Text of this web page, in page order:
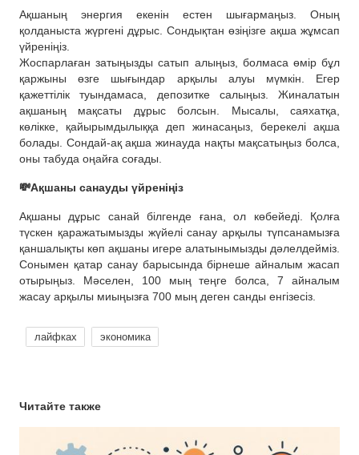
Ақшаның энергия екенін естен шығармаңыз. Оның
қолданыста жүргені дұрыс. Сондықтан өзіңізге ақша жұмсап
үйреніңіз.
Жоспарлаған затыңызды сатып алыңыз, болмаса өмір бұл
қаржыны өзге шығындар арқылы алуы мүмкін. Егер
қажеттілік туындамаса, депозитке салыңыз. Жиналатын
ақшаның мақсаты дұрыс болсын. Мысалы, саяхатқа,
көлікке, қайырымдылыққа деп жинасаңыз, берекелі ақша
болады. Сондай-ақ ақша жинауда нақты мақсатыңыз болса,
оны табуда оңайға соғады.
💸Ақшаны санауды үйреніңіз
Ақшаны дұрыс санай білгенде ғана, ол көбейеді. Қолға
түскен қаражатымызды жүйелі санау арқылы түпсанамызға
қаншалықты көп ақшаны игере алатынымызды дәлелдейміз.
Сонымен қатар санау барысында бірнеше айналым жасап
отырыңыз. Мәселен, 100 мың теңге болса, 7 айналым
жасау арқылы миыңызға 700 мың деген санды енгізесіз.
лайфках экономика
Читайте также